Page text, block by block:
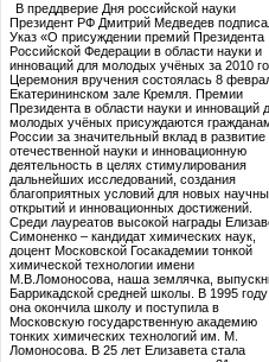
В преддверие Дня российской науки
Президент РФ Дмитрий Медведев
Указ «О присуждении премий Президента
Российской Федерации в области науки и
инноваций для молодых учёных за 2010
Церемония вручения состоялась 8
Екатерининском зале Кремля. Премии
Президента в области науки и инноваций
молодых учёных присуждаются
России за значительный вклад в развитие
отечественной науки и инновационную
деятельность в целях стимулирования
дальнейших исследований, создания
благоприятных условий для новых
открытий и инновационных достижений.
Среди лауреатов высокой награды
Симоненко – кандидат химических наук,
доцент Московской Госакадемии тонкой
химической технологии имени
М.В.Ломоносова, наша землячка,
Баррикадской средней школы. В 1995 году
она окончила школу и поступила в
Московскую государственную академию
тонких химических технологий им. М.
Ломоносова. В 25 лет Елизавета стала